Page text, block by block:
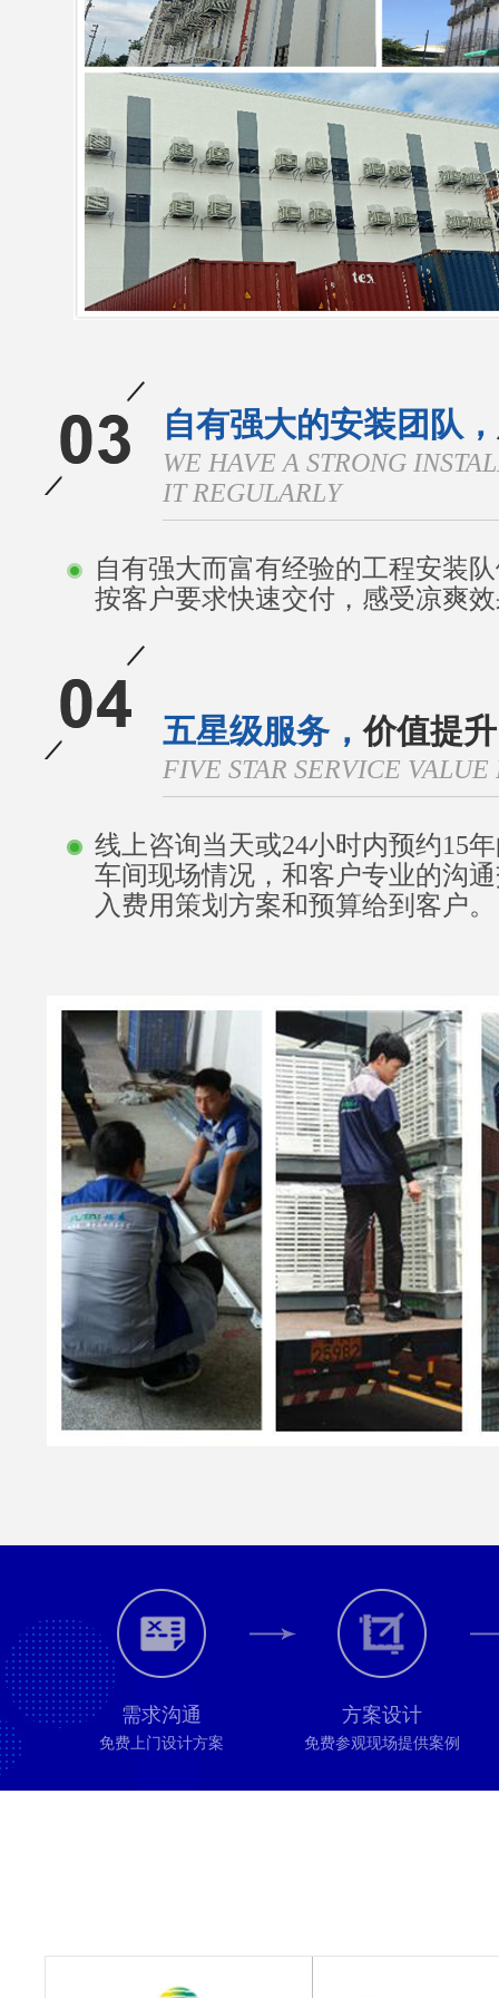
自有强大的安装团队，
WE HAVE A STRONG
IT REGULARLY
自有强大而富有经验的工程安装
按客户要求快速交付，感受凉爽
五星级服务，价值提升
FIVE STAR SERVICE
线上咨询当天或24小时内预约15
车间现场情况，和客户专业的沟
入费用策划方案和预算给到客户。
需求沟通
免费上门设计方案
方案设计
免费参观现场提供案例